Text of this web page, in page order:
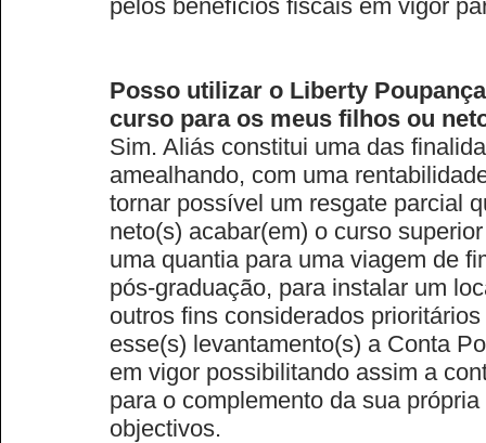
pelos benefícios fiscais em vigor
Posso utilizar o Liberty
curso para os meus filhos ou
Sim. Aliás constitui uma das
amealhando, com uma
tornar possível um resgate parcial
neto(s) acabar(em) o curso
uma quantia para uma viagem de
pós-graduação, para instalar um
outros fins considerados
esse(s) levantamento(s) a Conta
em vigor possibilitando assim a
para o complemento da sua
objectivos.